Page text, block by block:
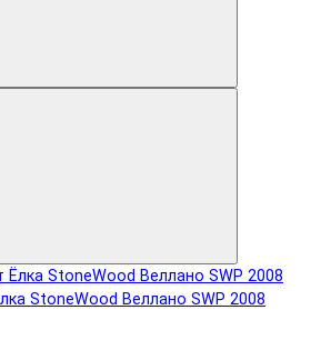
StoneWood Веллано SWP 2008